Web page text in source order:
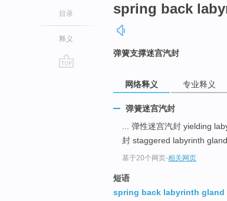
目录
释义
spring back
弹簧支撑迷宫汽封
网络释义 专业释义
弹簧迷宫汽封
... 弹性迷宫汽封 yielding
封 staggered labyrinth gland
基于20个网页-相关网页
短语
spring back labyrinth gland